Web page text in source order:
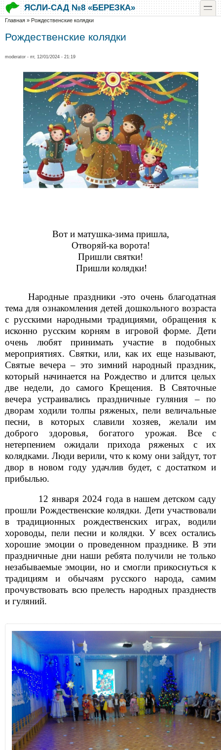
Перейти к основному содержанию
Skip to searchЯСЛИ-САД №8 «БЕРЕЗКА»
toggle
Вы здесь
Главная » Рождественские колядки
Рождественские колядки
moderator - пт, 12/01/2024 - 21:19
Вот и матушка-зима пришла,
Отворяй-ка ворота!
Пришли святки!
Пришли колядки!
Народные праздники -это очень благодатная
тема для ознакомления детей дошкольного возраста
с русскими народными традициями, обращения к
исконно русским корням в игровой форме. Дети
очень любят принимать участие в подобных
мероприятиях. Святки, или, как их еще называют,
Святые вечера – это зимний народный праздник,
который начинается на Рождество и длится целых
две недели, до самого Крещения. В Святочные
вечера устраивались праздничные гуляния – по
дворам ходили толпы ряженых, пели величальные
песни, в которых славили хозяев, желали им
доброго здоровья, богатого урожая. Все с
нетерпением ожидали прихода ряженых с их
колядками. Люди верили, что к кому они зайдут, тот
двор в новом году удачлив будет, с достатком и
прибылью.
12 января 2024 года в нашем детском саду
прошли Рождественские колядки. Дети участвовали
в традиционных рождественских играх, водили
хороводы, пели песни и колядки. У всех остались
хорошие эмоции о проведенном празднике. В эти
праздничные дни наши ребята получили не только
незабываемые эмоции, но и смогли прикоснуться к
традициям и обычаям русского народа, самим
прочувствовать всю прелесть народных празднеств
и гуляний.